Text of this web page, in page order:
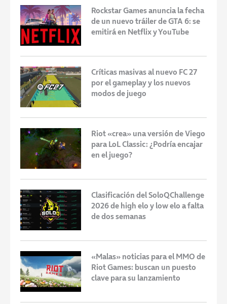
Rockstar Games anuncia la fecha
de un nuevo tráiler de GTA 6: se
emitirá en Netflix y YouTube
Críticas masivas al nuevo FC 27
por el gameplay y los nuevos
modos de juego
Riot «crea» una versión de Viego
para LoL Classic: ¿Podría encajar
en el juego?
Clasificación del SoloQChallenge
2026 de high elo y low elo a falta
de dos semanas
«Malas» noticias para el MMO de
Riot Games: buscan un puesto
clave para su lanzamiento